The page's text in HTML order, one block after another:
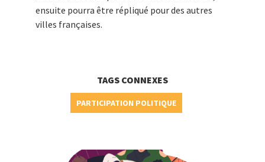
ensuite pourra être répliqué pour des autres
villes françaises.
TAGS CONNEXES
PARTICIPATION POLITIQUE